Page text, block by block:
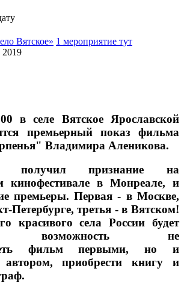
Вятское» 1 мероприятие тут
2019
в селе Вятское Ярославской
премьерный показ фильма
Владимира Аленикова.
признание на
кинофестивале в Монреале, и
премьеры. Первая - в Москве,
Петербурге, третья - в Вятском!
красивого села России будет
возможность не
фильм первыми, но и
приобрести книгу и